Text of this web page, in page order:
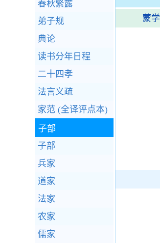
蒙学
春秋繁露
弟子规
典论
读书分年日程
二十四孝
法言义疏
家范 (全译评点本)
子部
子部
兵家
道家
法家
农家
儒家